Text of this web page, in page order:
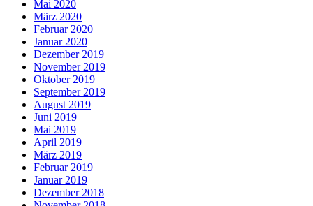
Mai 2020
März 2020
Februar 2020
Januar 2020
Dezember 2019
November 2019
Oktober 2019
September 2019
August 2019
Juni 2019
Mai 2019
April 2019
März 2019
Februar 2019
Januar 2019
Dezember 2018